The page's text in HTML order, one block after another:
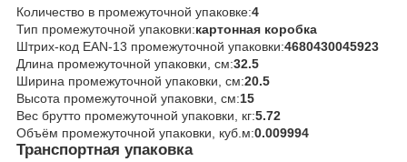
Количество в промежуточной упаковке:4
Тип промежуточной упаковки:картонная коробка
Штрих-код EAN-13 промежуточной упаковки:4680430045923
Длина промежуточной упаковки, см:32.5
Ширина промежуточной упаковки, см:20.5
Высота промежуточной упаковки, см:15
Вес брутто промежуточной упаковки, кг:5.72
Объём промежуточной упаковки, куб.м:0.009994
Транспортная упаковка